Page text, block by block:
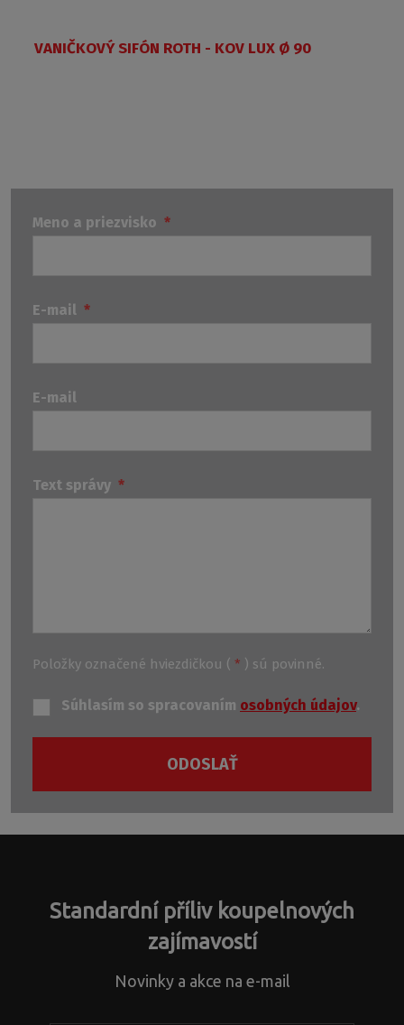
VANIČKOVÝ SIFÓN ROTH - KOV LUX Ø 90
Meno a priezvisko *
E-mail *
E-mail
Text správy *
Položky označené hviezdičkou ( * ) sú povinné.
Súhlasím so spracovaním osobných údajov.
ODOSLAŤ
sa
nepodarilo
Standardní příliv koupelnových
zajímavostí
Novinky a akce na e-mail